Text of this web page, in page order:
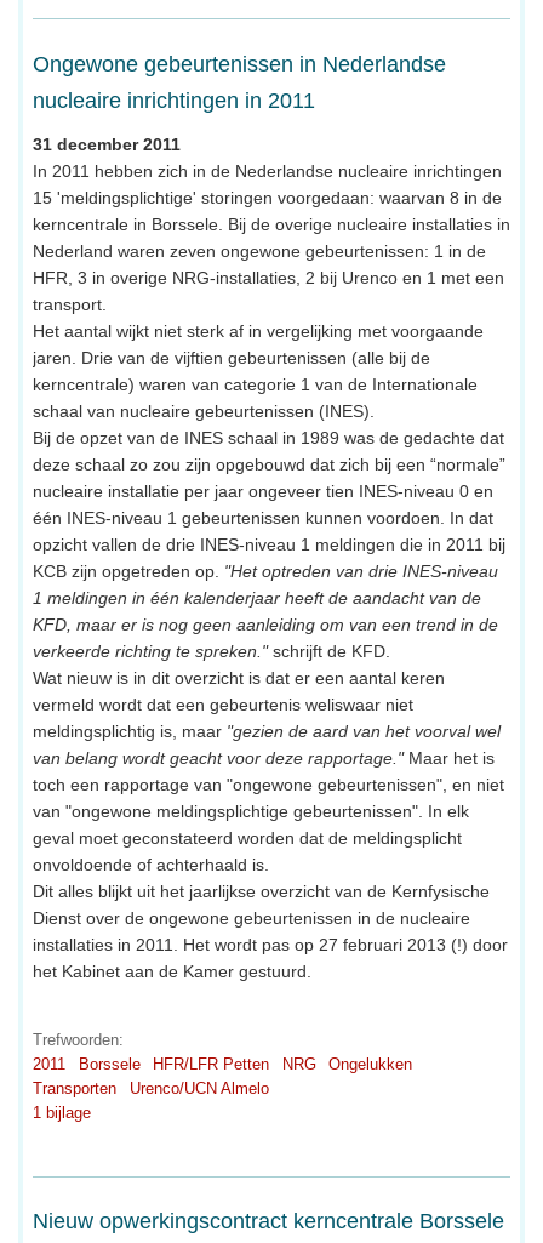
Ongewone gebeurtenissen in Nederlandse
nucleaire inrichtingen in 2011
31 december 2011
In 2011 hebben zich in de Nederlandse nucleaire inrichtingen
15 'meldingsplichtige' storingen voorgedaan: waarvan 8 in de
kerncentrale in Borssele. Bij de overige nucleaire installaties in
Nederland waren zeven ongewone gebeurtenissen: 1 in de
HFR, 3 in overige NRG-installaties, 2 bij Urenco en 1 met een
transport.
Het aantal wijkt niet sterk af in vergelijking met voorgaande
jaren. Drie van de vijftien gebeurtenissen (alle bij de
kerncentrale) waren van categorie 1 van de Internationale
schaal van nucleaire gebeurtenissen (INES).
Bij de opzet van de INES schaal in 1989 was de gedachte dat
deze schaal zo zou zijn opgebouwd dat zich bij een “normale”
nucleaire installatie per jaar ongeveer tien INES-niveau 0 en
één INES-niveau 1 gebeurtenissen kunnen voordoen. In dat
opzicht vallen de drie INES-niveau 1 meldingen die in 2011 bij
KCB zijn opgetreden op. "Het optreden van drie INES-niveau
1 meldingen in één kalenderjaar heeft de aandacht van de
KFD, maar er is nog geen aanleiding om van een trend in de
verkeerde richting te spreken."schrijft de KFD.
Wat nieuw is in dit overzicht is dat er een aantal keren
vermeld wordt dat een gebeurtenis weliswaar niet
meldingsplichtig is, maar "gezien de aard van het voorval wel
van belang wordt geacht voor deze rapportage."Maar het is
toch een rapportage van "ongewone gebeurtenissen", en niet
van "ongewone meldingsplichtige gebeurtenissen". In elk
geval moet geconstateerd worden dat de meldingsplicht
onvoldoende of achterhaald is.
Dit alles blijkt uit het jaarlijkse overzicht van de Kernfysische
Dienst over de ongewone gebeurtenissen in de nucleaire
installaties in 2011. Het wordt pas op 27 februari 2013 (!) door
het Kabinet aan de Kamer gestuurd.
Trefwoorden:
2011
Borssele HFR/LFR Petten NRG
Ongelukken
Transporten
Urenco/UCN Almelo
1 bijlage
Nieuw opwerkingscontract kerncentrale Borssele